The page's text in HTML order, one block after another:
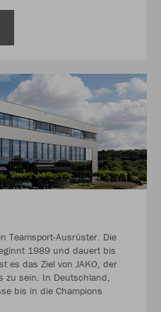
Teamsport-Ausrüster. Die
1989 und dauert bis
es das Ziel von JAKO, der
zu sein. In Deutschland,
bis in die Champions